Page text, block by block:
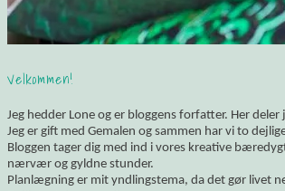
Velkommen!
Jeg hedder Lone og er bloggens forfatter. Her
Jeg er gift med Gemalen og sammen har vi to
Bloggen tager dig med ind i vores kreative
nærvær og gyldne stunder.
Planlægning er mit yndlingstema, da det gør livet